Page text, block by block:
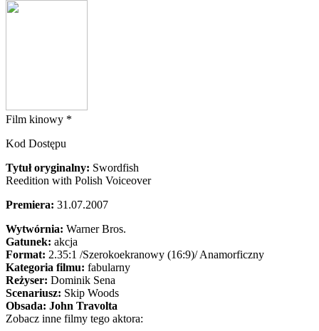
Film kinowy *
Kod Dostępu
Tytuł oryginalny: Swordfish
Reedition with Polish Voiceover
Premiera: 31.07.2007
Wytwórnia: Warner Bros.
Gatunek: akcja
Format: 2.35:1 /Szerokoekranowy (16:9)/Anamorficzny
Kategoria filmu: fabularny
Reżyser: Dominik Sena
Scenariusz: Skip Woods
Obsada: John Travolta
Zobacz inne filmy tego aktora: